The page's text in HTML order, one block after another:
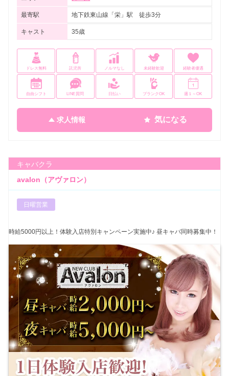
最寄駅 地下鉄東山線「栄」駅 徒歩3分
キャスト 35歳
ドレス無料 託児所 ノルマなし 未経験歓迎 経験者優遇
自由シフト LINE質問 日払い ブランクOK 週１～OK
求人情報 気になる
キャバクラ
avalon（アヴァロン）
日曜営業
時給5000円以上！体験入店特別キャンペーン実施中♪ 昼キャバ同時募集中！